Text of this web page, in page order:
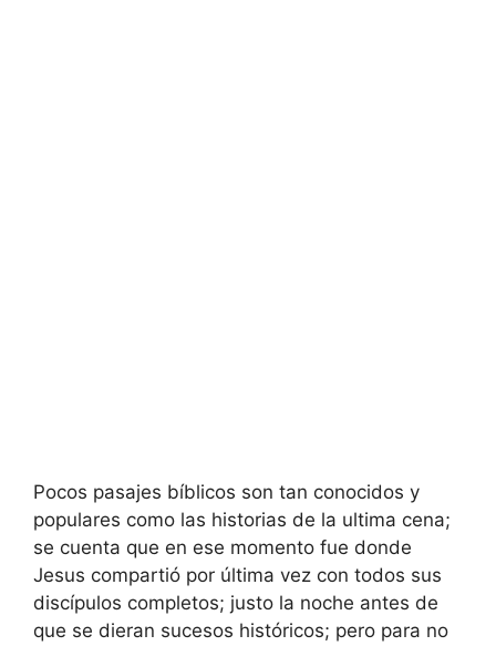
Pocos pasajes bíblicos son tan conocidos y
populares como las historias de la ultima cena;
se cuenta que en ese momento fue donde
Jesus compartió por última vez con todos sus
discípulos completos; justo la noche antes de
que se dieran sucesos históricos; pero para no